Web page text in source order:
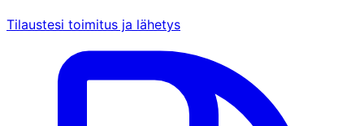
Tilaustesi toimitus ja lähetys